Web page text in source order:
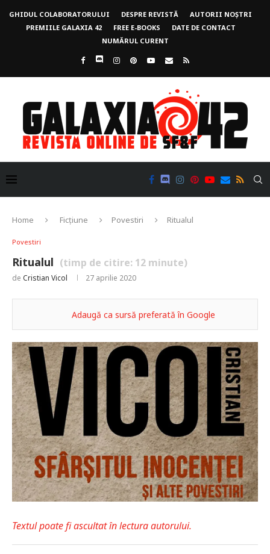
GHIDUL COLABORATORULUI DESPRE REVISTĂ
AUTORII NOȘTRI
PREMIILE GALAXIA 42
FREE E-BOOKS
DATE DE CONTACT
NUMĂRUL CURENT
Home Ficțiune Povestiri Ritualul
Povestiri
Ritualul (timp de citire: 12 minute)
de Cristian Vicol 27 aprilie 2020
Adaugă ca sursă preferată în Google
Textul poate fi ascultat în lectura autorului.